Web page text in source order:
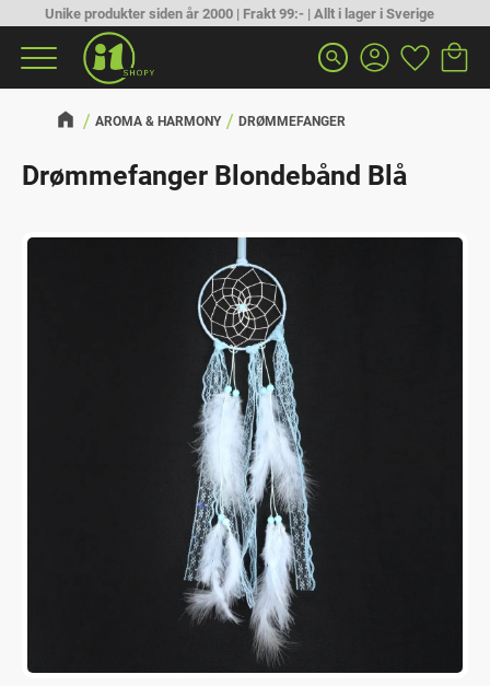
Meny
Unike produkter siden år 2000 | Frakt 99:- | Allt i lager i Sverige
search
AROMA & HARMONY DRØMMEFANGER
Drømmefanger Blondebånd Blå